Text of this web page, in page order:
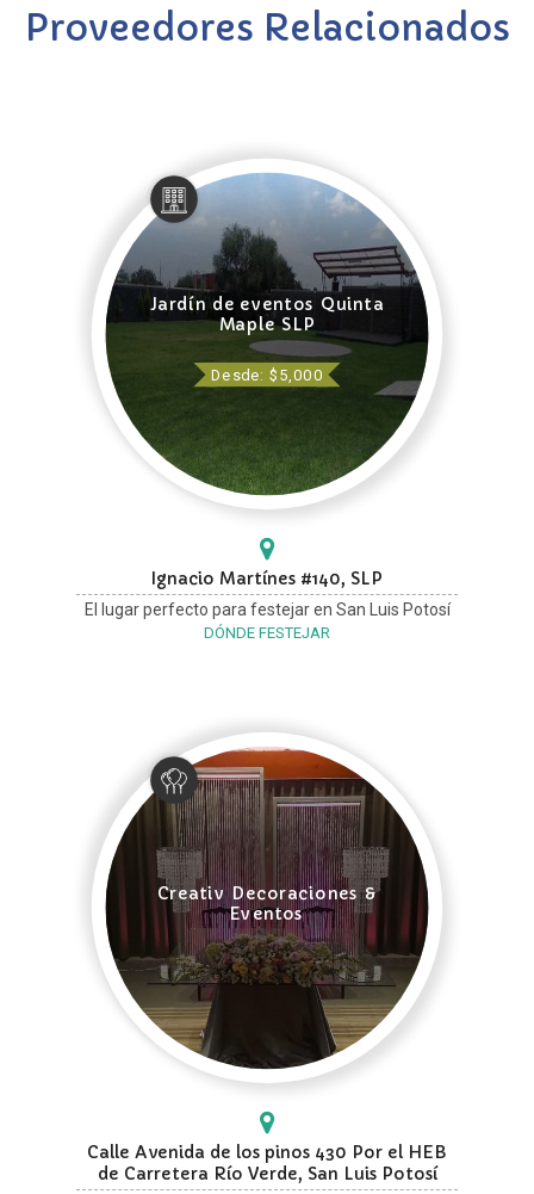
Proveedores Relacionados
Jardín de eventos Quinta
Maple SLP
Desde: $5,000
Ignacio Martínes #140, SLP
El lugar perfecto para festejar en San Luis Potosí
DÓNDE FESTEJAR
Creativ Decoraciones &
Eventos
Calle Avenida de los pinos 430 Por el HEB
de Carretera Río Verde, San Luis Potosí